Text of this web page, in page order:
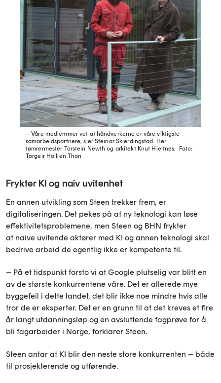
– Våre medlemmer vet at håndverkerne er våre viktigste
samarbeidspartnere, sier Steinar Skjerdingstad. Her
tømrermester Torstein Newth og arkitekt Knut Hjeltnes.
Foto:
Torgeir Holljen Thon
Frykter KI og naiv uvitenhet
En annen utvikling som Steen trekker frem, er
digitaliseringen. Det pekes på at ny teknologi kan løse
effektivitetsproblemene, men Steen og BHN frykter
at naive uvitende aktører med KI og annen teknologi skal
bedrive arbeid de egentlig ikke er kompetente til.
– På et tidspunkt forsto vi at Google plutselig var blitt en
av de største konkurrentene våre. Det er allerede mye
byggefeil i dette landet, det blir ikke noe mindre hvis alle
tror de er eksperter. Det er en grunn til at det kreves et fire
år langt utdanningsløp og en avsluttende fagprøve for å
bli fagarbeider i Norge, forklarer Steen.
Steen antar at KI blir den neste store konkurrenten – både
til prosjekterende og utførende.